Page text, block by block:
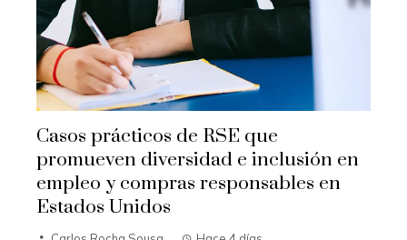
Casos prácticos de RSE que
promueven diversidad e inclusión en
empleo y compras responsables en
Estados Unidos